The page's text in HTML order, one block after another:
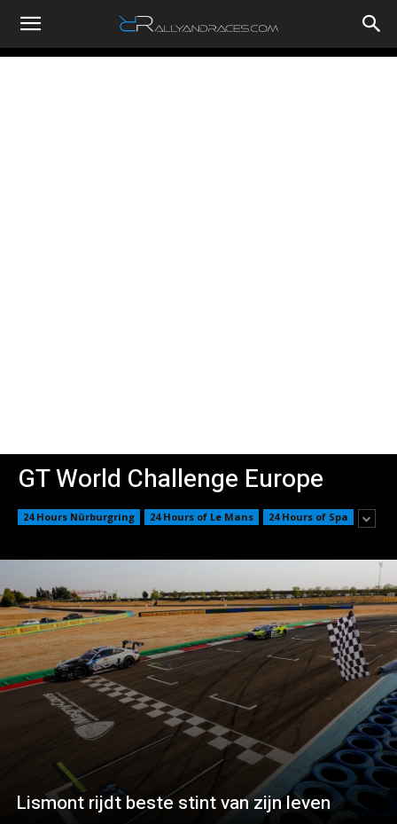
RallyandRaces.com
GT World Challenge Europe
24 Hours Nürburgring 24 Hours of Le Mans 24 Hours of Spa
Lismont rijdt beste stint van zijn leven